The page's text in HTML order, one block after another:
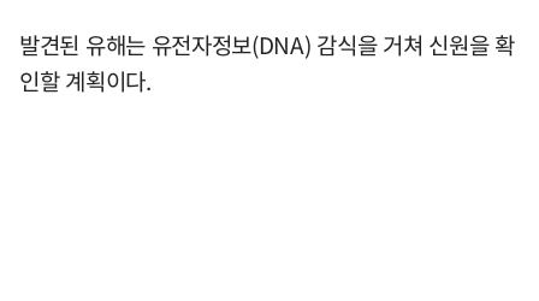
발견된 유해는 유전자정보(DNA) 감식을 거쳐 신원을 확
인할 계획이다.